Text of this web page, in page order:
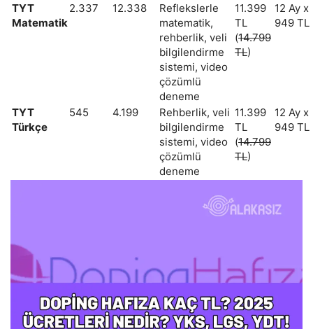
TYT
Matematik
2.337 12.338
Reflekslerle
matematik,
rehberlik, veli
bilgilendirme
sistemi, video
çözümlü
deneme
11.399
TL
(14.799
TL)
12 Ay x
949 TL
TYT
Türkçe
545 4.199
Rehberlik, veli
bilgilendirme
sistemi, video
çözümlü
deneme
11.399
TL
(14.799
TL)
12 Ay x
949 TL